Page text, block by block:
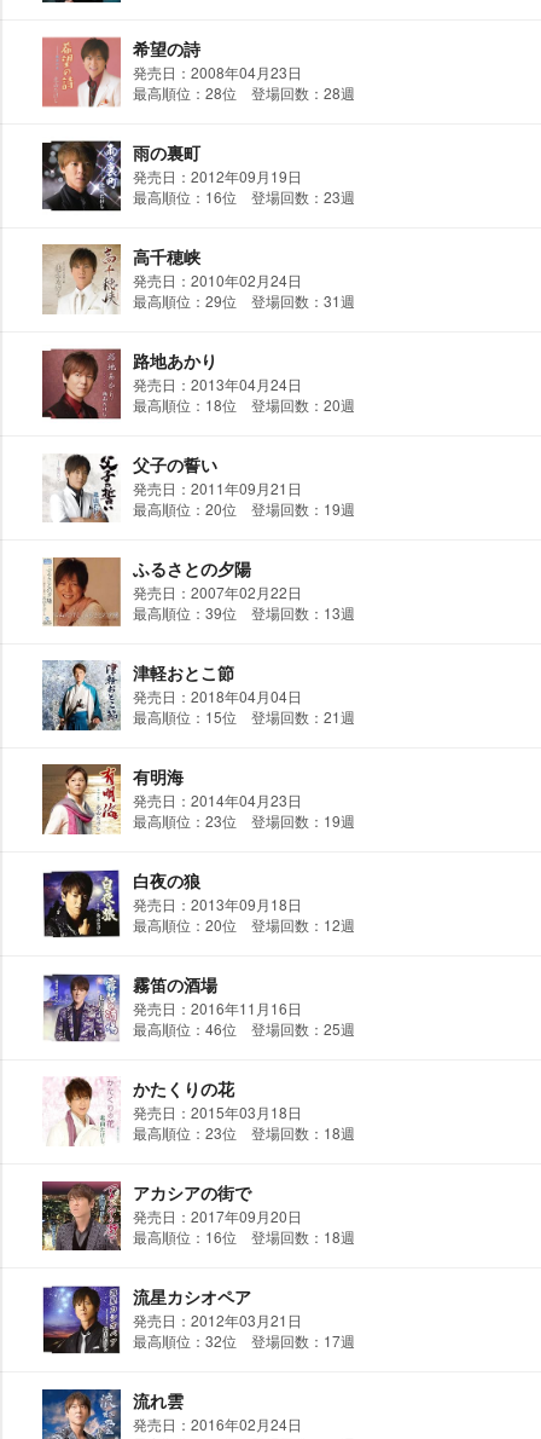
希望の詩
発売日：2008年04月23日
最高順位：28位 登場回数：28週
雨の裏町
発売日：2012年09月19日
最高順位：16位 登場回数：23週
高千穂峡
発売日：2010年02月24日
最高順位：29位 登場回数：31週
路地あかり
発売日：2013年04月24日
最高順位：18位 登場回数：20週
父子の誓い
発売日：2011年09月21日
最高順位：20位 登場回数：19週
ふるさとの夕陽
発売日：2007年02月22日
最高順位：39位 登場回数：13週
津軽おとこ節
発売日：2018年04月04日
最高順位：15位 登場回数：21週
有明海
発売日：2014年04月23日
最高順位：23位 登場回数：19週
白夜の狼
発売日：2013年09月18日
最高順位：20位 登場回数：12週
霧笛の酒場
発売日：2016年11月16日
最高順位：46位 登場回数：25週
かたくりの花
発売日：2015年03月18日
最高順位：23位 登場回数：18週
アカシアの街で
発売日：2017年09月20日
最高順位：16位 登場回数：18週
流星カシオペア
発売日：2012年03月21日
最高順位：32位 登場回数：17週
流れ雲
発売日：2016年02月24日